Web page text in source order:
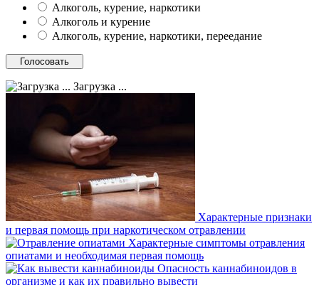
Алкоголь, курение, наркотики
Алкоголь и курение
Алкоголь, курение, наркотики, переедание
Загрузка ...
Характерные признаки
и первая помощь при наркотическом отравлении
Характерные симптомы отравления
опиатами и необходимая первая помощь
Опасность каннабиноидов в
организме и как их правильно вывести